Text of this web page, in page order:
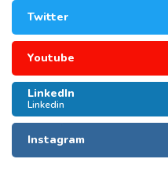
Twitter
Youtube
LinkedIn
Linkedin
Instagram